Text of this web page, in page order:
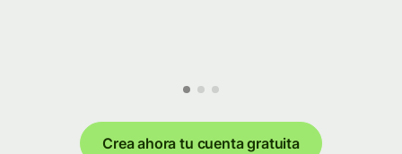
Crea ahora tu cuenta gratuita